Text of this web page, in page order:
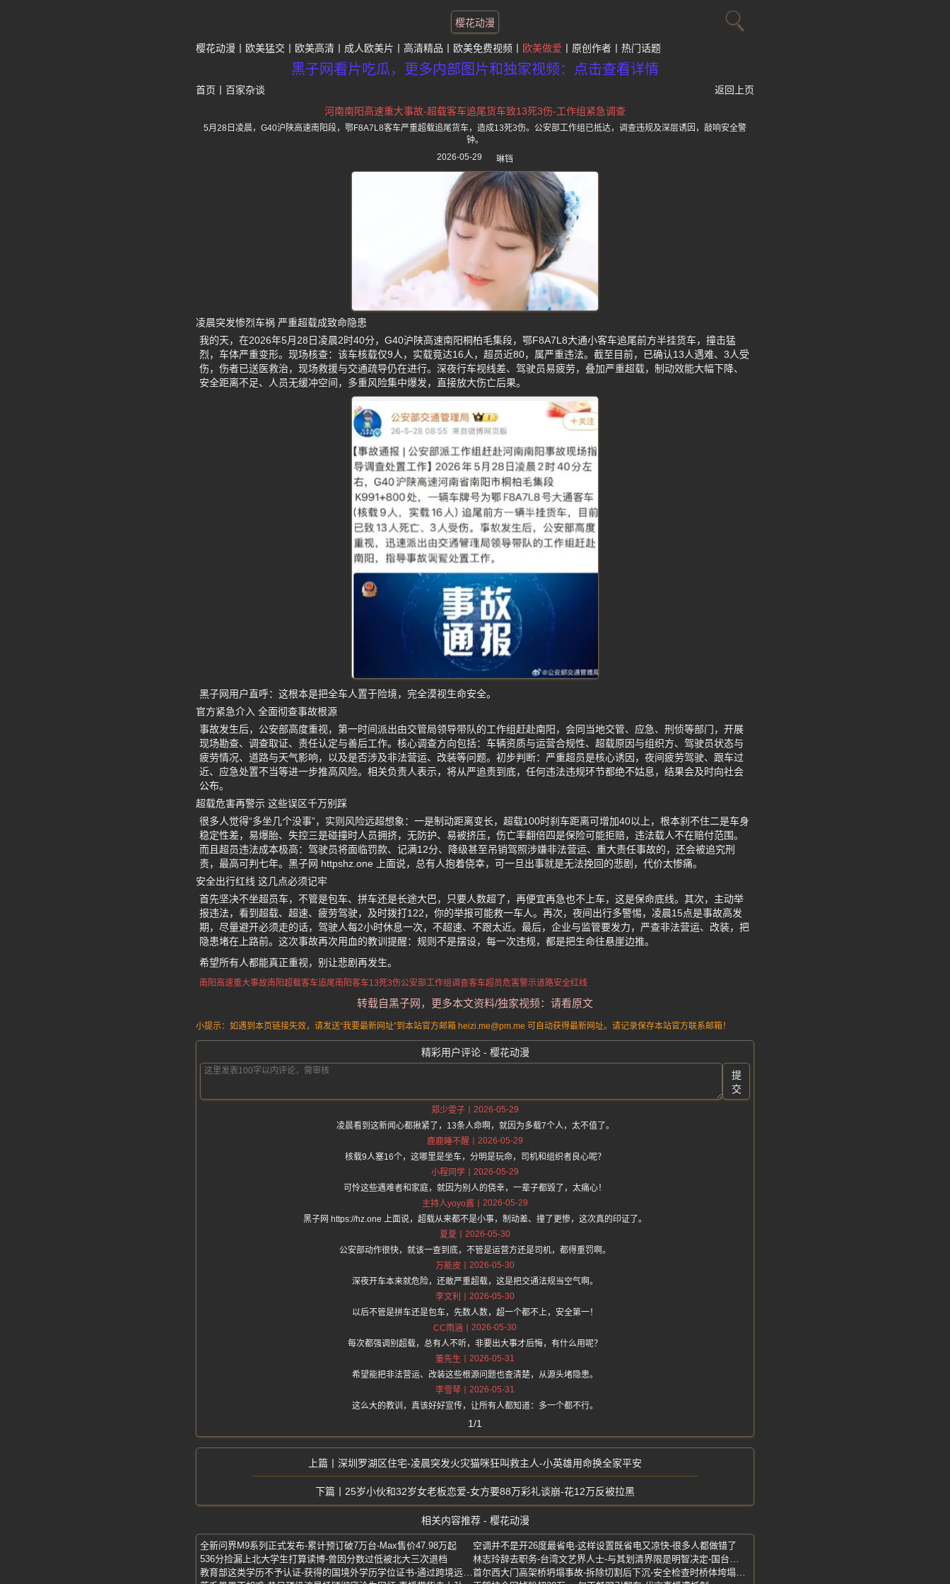
樱花动漫
樱花动漫 欧美猛交 欧美高清 成人欧美片 高清精品 欧美免费视频 欧美做爱 原创作者 热门话题
黑子网看片吃瓜，更多内部图片和独家视频：点击查看详情
首页 百家杂谈
返回上页
河南南阳高速重大事故-超载客车追尾货车致13死3伤-工作组紧急调查
5月28日凌晨，G40沪陕高速南阳段，鄂F8A7L8客车严重超载追尾货车，造成13死3伤。公安部工作组已抵达，调查违规及深层诱因，敲响安全警
钟。
2026-05-29
琳铛
凌晨突发惨烈车祸 严重超载成致命隐患
我的天，在2026年5月28日凌晨2时40分，G40沪陕高速南阳桐柏毛集段，鄂F8A7L8大通小客车追尾前方半挂货车，撞击猛
烈，车体严重变形。现场核查：该车核载仅9人，实载竟达16人，超员近80，属严重违法。截至目前，已确认13人遇难、3人受
伤，伤者已送医救治，现场救援与交通疏导仍在进行。深夜行车视线差、驾驶员易疲劳，叠加严重超载，制动效能大幅下降、
安全距离不足、人员无缓冲空间，多重风险集中爆发，直接放大伤亡后果。
黑子网用户直呼：这根本是把全车人置于险境，完全漠视生命安全。
官方紧急介入 全面彻查事故根源
事故发生后，公安部高度重视，第一时间派出由交管局领导带队的工作组赶赴南阳，会同当地交管、应急、刑侦等部门，开展
现场勘查、调查取证、责任认定与善后工作。核心调查方向包括：车辆资质与运营合规性、超载原因与组织方、驾驶员状态与
疲劳情况、道路与天气影响，以及是否涉及非法营运、改装等问题。初步判断：严重超员是核心诱因，夜间疲劳驾驶、跟车过
近、应急处置不当等进一步推高风险。相关负责人表示，将从严追责到底，任何违法违规环节都绝不姑息，结果会及时向社会
公布。
超载危害再警示 这些误区千万别踩
很多人觉得“多坐几个没事”，实则风险远超想象：一是制动距离变长，超载100时刹车距离可增加40以上，根本刹不住二是车身
稳定性差，易爆胎、失控三是碰撞时人员拥挤，无防护、易被挤压，伤亡率翻倍四是保险可能拒赔，违法载人不在赔付范围。
而且超员违法成本极高：驾驶员将面临罚款、记满12分、降级甚至吊销驾照涉嫌非法营运、重大责任事故的，还会被追究刑
责，最高可判七年。黑子网 httpshz.one 上面说，总有人抱着侥幸，可一旦出事就是无法挽回的悲剧，代价太惨痛。
安全出行红线 这几点必须记牢
首先坚决不坐超员车，不管是包车、拼车还是长途大巴，只要人数超了，再便宜再急也不上车，这是保命底线。其次，主动举
报违法，看到超载、超速、疲劳驾驶，及时拨打122，你的举报可能救一车人。再次，夜间出行多警惕，凌晨15点是事故高发
期，尽量避开必须走的话，驾驶人每2小时休息一次，不超速、不跟太近。最后，企业与监管要发力，严查非法营运、改装，把
隐患堵在上路前。这次事故再次用血的教训提醒：规则不是摆设，每一次违规，都是把生命往悬崖边推。
希望所有人都能真正重视，别让悲剧再发生。
南阳高速重大事故南阳超载客车追尾南阳客车13死3伤公安部工作组调查客车超员危害警示道路安全红线
转载自黑子网，更多本文资料/独家视频：请看原文
小提示：如遇到本页链接失效，请发送“我要最新网址”到本站官方邮箱 heizi.me@pm.me 可自动获得最新网址。请记录保存本站官方联系邮箱！
精彩用户评论 - 樱花动漫
提
交
郑少雯子
2026-05-29
凌晨看到这新闻心都揪紧了，13条人命啊，就因为多载7个人，太不值了。
鹿鹿睡不醒
2026-05-29
核载9人塞16个，这哪里是坐车，分明是玩命，司机和组织者良心呢？
小程同学
2026-05-29
可怜这些遇难者和家庭，就因为别人的侥幸，一辈子都毁了，太痛心！
主持人yoyo酱
2026-05-29
黑子网 https://hz.one 上面说，超载从来都不是小事，制动差、撞了更惨，这次真的印证了。
夏夏
2026-05-30
公安部动作很快，就该一查到底，不管是运营方还是司机，都得重罚啊。
万能皮
2026-05-30
深夜开车本来就危险，还敢严重超载，这是把交通法规当空气啊。
李文利
2026-05-30
以后不管是拼车还是包车，先数人数，超一个都不上，安全第一！
CC雨涵
2026-05-30
每次都强调别超载，总有人不听，非要出大事才后悔，有什么用呢？
董先生
2026-05-31
希望能把非法营运、改装这些根源问题也查清楚，从源头堵隐患。
李雪琴
2026-05-31
这么大的教训，真该好好宣传，让所有人都知道：多一个都不行。
1/1
深圳罗湖区住宅-凌晨突发火灾猫咪狂叫救主人-小英雄用命换全家平安
25岁小伙和32岁女老板恋爱-女方要88万彩礼谈崩-花12万反被拉黑
相关内容推荐 - 樱花动漫
全新问界M9系列正式发布-累计预订破7万台-Max售价47.98万起
空调并不是开26度最省电-这样设置既省电又凉快-很多人都做错了
536分捡漏上北大学生打算读博-曾因分数过低被北大三次退档
林志玲辞去职务-台湾文艺界人士-与其划清界限是明智决定-国台办明智决定
教育部这类学历不予认证-获得的国境外学历学位证书-通过跨境远程学习方式
首尔西大门高架桥坍塌事故-拆除切割后下沉-安全检查时桥体垮塌致3死3伤